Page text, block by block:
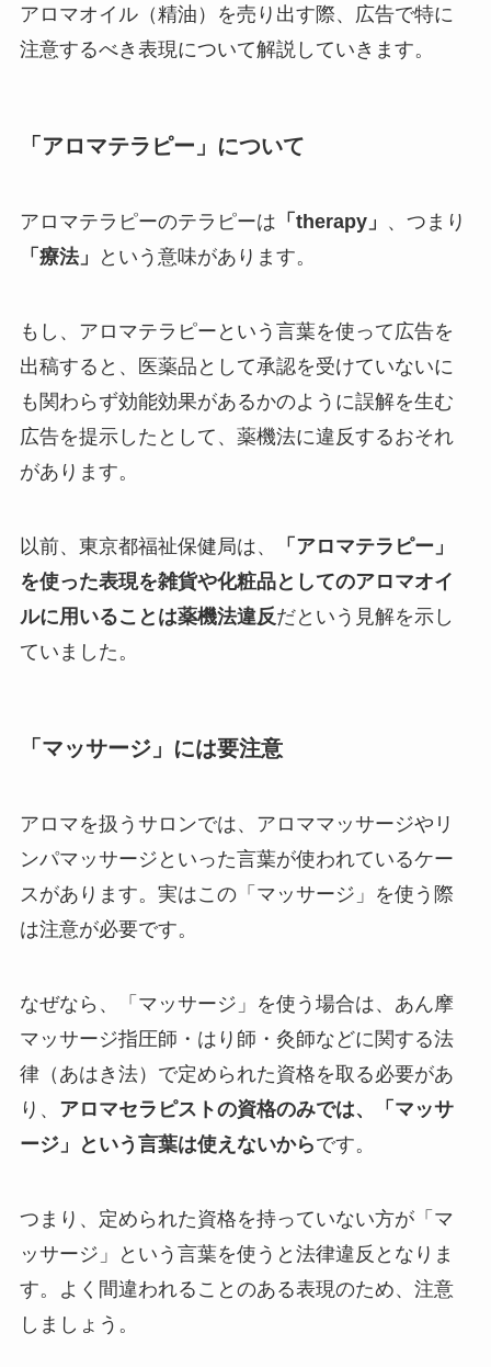
アロマオイル（精油）を売り出す際、広告で特に
注意するべき表現について解説していきます。
「アロマテラピー」について
アロマテラピーのテラピーは 「therapy」 、つまり
「療法」
という意味があります。
もし、アロマテラピーという言葉を使って広告を
出稿すると、医薬品として承認を受けていないに
も関わらず効能効果があるかのように誤解を生む
広告を提示したとして、薬機法に違反するおそれ
があります。
以前、東京都福祉保健局は、
「アロマテラピー」
を使った表現を雑貨や化粧品としてのアロマオイ
ルに用いることは薬機法違反だという見解を示し
ていました。
「マッサージ」には要注意
アロマを扱うサロンでは、アロママッサージやリ
ンパマッサージといった言葉が使われているケー
スがあります。実はこの「マッサージ」を使う際
は注意が必要です。
なぜなら、「マッサージ」を使う場合は、あん摩
マッサージ指圧師・はり師・灸師などに関する法
律（あはき法）で定められた資格を取る必要があ
り、 アロマセラピストの資格のみでは、「マッサ
ージ」という言葉は使えないからです。
つまり、定められた資格を持っていない方が「マ
ッサージ」という言葉を使うと法律違反となりま
す。よく間違われることのある表現のため、注意
しましょう。